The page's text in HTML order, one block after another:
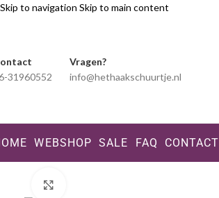
Skip to navigation Skip to main content
31960552
Vragen?
info@hethaakschuurtje.nl
WEBSHOP SALE FAQ CONTACT